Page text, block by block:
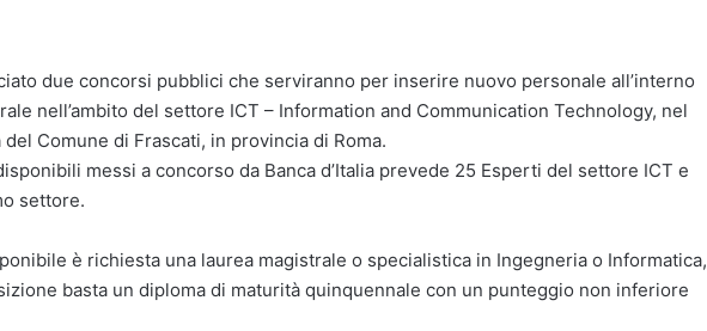
due concorsi pubblici che serviranno per inserire nuovo personale all’interno
nell’ambito del settore ICT – Information and Communication Technology, nel
Comune di Frascati, in provincia di Roma.
messi a concorso da Banca d’Italia prevede 25 Esperti del settore ICT e
settore.
è richiesta una laurea magistrale o specialistica in Ingegneria o Informatica,
basta un diploma di maturità quinquennale con un punteggio non inferiore